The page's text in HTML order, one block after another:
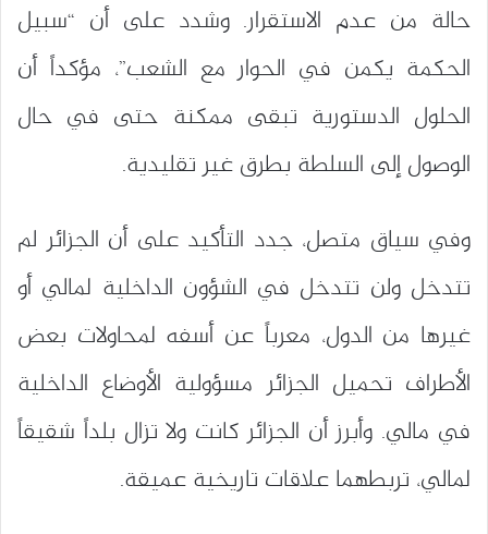
حالة من عدم الاستقرار. وشدد على أن “سبيل
الحكمة يكمن في الحوار مع الشعب”، مؤكداً أن
الحلول الدستورية تبقى ممكنة حتى في حال
الوصول إلى السلطة بطرق غير تقليدية.
وفي سياق متصل، جدد التأكيد على أن الجزائر لم
تتدخل ولن تتدخل في الشؤون الداخلية لمالي أو
غيرها من الدول، معرباً عن أسفه لمحاولات بعض
الأطراف تحميل الجزائر مسؤولية الأوضاع الداخلية
في مالي. وأبرز أن الجزائر كانت ولا تزال بلداً شقيقاً
لمالي، تربطهما علاقات تاريخية عميقة.